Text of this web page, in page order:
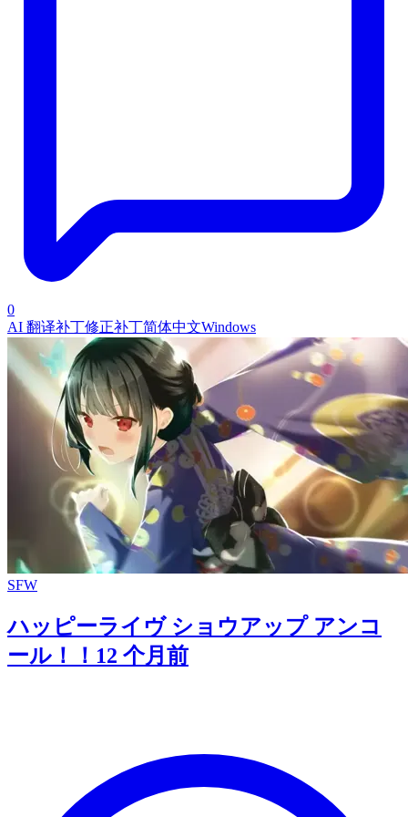
0
AI 翻译补丁修正补丁简体中文Windows
SFW
ハッピーライヴ ショウアップ アンコ
ール！！ 12 个月前